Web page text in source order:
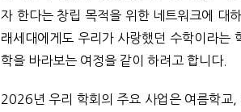
자 한다는 창립 목적을 위한 네트워크에 대
래세대에게도 우리가 사랑했던 수학이라는
학을 바라보는 여정을 같이 하려고 합니다.
2026년 우리 학회의 주요 사업은 여름학